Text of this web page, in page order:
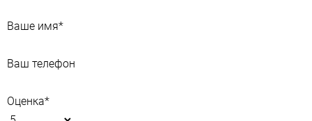
Ваше имя*
Ваш телефон
Оценка*